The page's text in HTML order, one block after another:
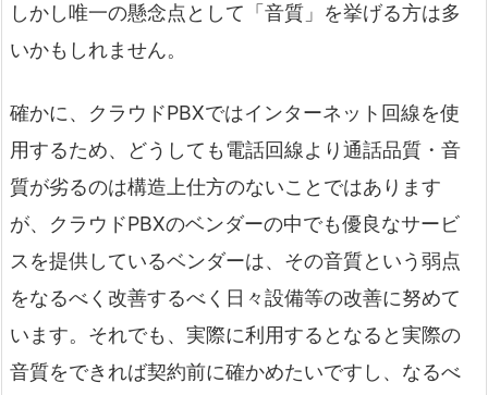
しかし唯一の懸念点として「音質」を挙げる方は多
いかもしれません。
確かに、クラウドPBXではインターネット回線を使
用するため、どうしても電話回線より通話品質・音
質が劣るのは構造上仕方のないことではあります
が、クラウドPBXのベンダーの中でも優良なサービ
スを提供しているベンダーは、その音質という弱点
をなるべく改善するべく日々設備等の改善に努めて
います。それでも、実際に利用するとなると実際の
音質をできれば契約前に確かめたいですし、なるべ